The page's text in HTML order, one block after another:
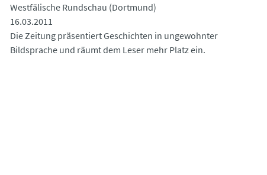
Westfälische Rundschau (Dortmund)
16.03.2011
Die Zeitung präsentiert Geschichten in ungewohnter
Bildsprache und räumt dem Leser mehr Platz ein.